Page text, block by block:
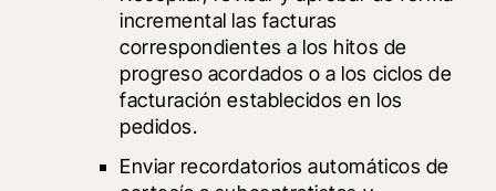
incremental las facturas
correspondientes a los hitos de
progreso acordados o a los ciclos de
facturación establecidos en los
pedidos.
Enviar recordatorios automáticos de